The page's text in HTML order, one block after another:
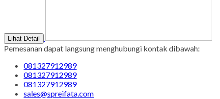
Lihat Detail
Pemesanan dapat langsung menghubungi kontak dibawah:
081327912989
081327912989
081327912989
sales@spreifata.com